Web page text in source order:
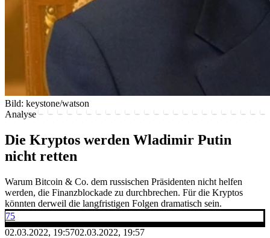
Bild: keystone/watson
Analyse
Die Kryptos werden Wladimir Putin
nicht retten
Warum Bitcoin & Co. dem russischen Präsidenten nicht helfen
werden, die Finanzblockade zu durchbrechen. Für die Kryptos
könnten derweil die langfristigen Folgen dramatisch sein.
75
02.03.2022, 19:5702.03.2022, 19:57